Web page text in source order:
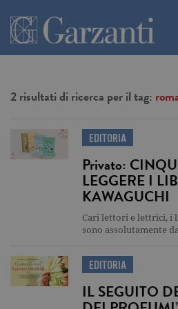
2 risultati di ricerca per il tag:
EDITORIA
Privato:
LEGGERE I
KAWAGUCHI
Cari lettori e lettrici, i
sono assolutamente
EDITORIA
IL SEGUITO